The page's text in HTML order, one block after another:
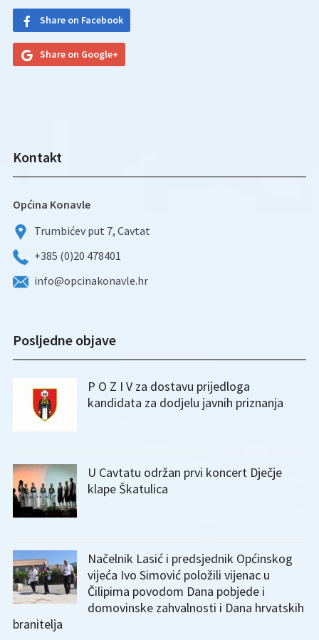
Share on Facebook
Share on Google+
Kontakt
Općina Konavle
Trumbićev put 7, Cavtat
+385 (0)20 478401
info@opcinakonavle.hr
Posljedne objave
P O Z I V za dostavu prijedloga
kandidata za dodjelu javnih priznanja
U Cavtatu održan prvi koncert Dječje
klape Škatulica
Načelnik Lasić i predsjednik Općinskog
vijeća Ivo Simović položili vijenac u
Čilipima povodom Dana pobjede i
domovinske zahvalnosti i Dana hrvatskih
branitelja